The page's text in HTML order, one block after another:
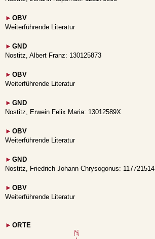
► OBV
Weiterführende Literatur
► GND
Nostitz, Albert Franz: 130125873
► OBV
Weiterführende Literatur
► GND
Nostitz, Erwein Felix Maria: 13012589X
► OBV
Weiterführende Literatur
► GND
Nostitz, Friedrich Johann Chrysogonus: 117721514
► OBV
Weiterführende Literatur
► ORTE